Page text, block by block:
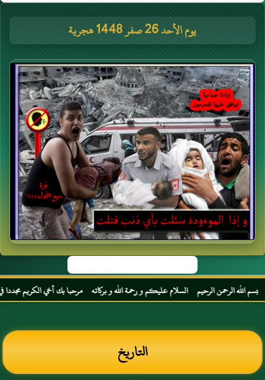
يوم الأحد 26 صفر 1448 هجرية
الله الرحمن الرحيم السلام عليكم و رحمة الله و بركاته مرحبا بك أخي الكريم مجددا في
التاريخ